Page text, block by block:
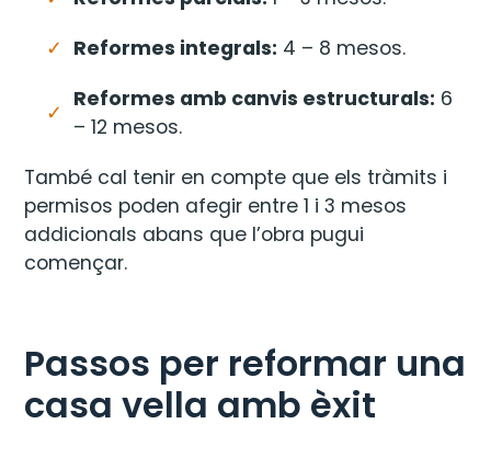
Reformes integrals: 4 – 8 mesos.
Reformes amb canvis estructurals: 6
– 12 mesos.
També cal tenir en compte que els tràmits i
permisos poden afegir entre 1 i 3 mesos
addicionals abans que l’obra pugui
començar.
Passos per reformar una
casa vella amb èxit